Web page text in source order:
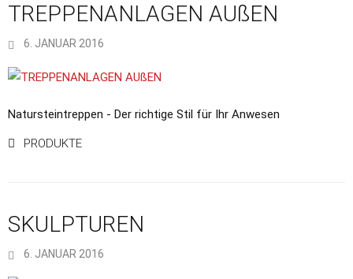
TREPPENANLAGEN AUßEN
6. JANUAR 2016
Natursteintreppen - Der richtige Stil für Ihr Anwesen
PRODUKTE
SKULPTUREN
6. JANUAR 2016